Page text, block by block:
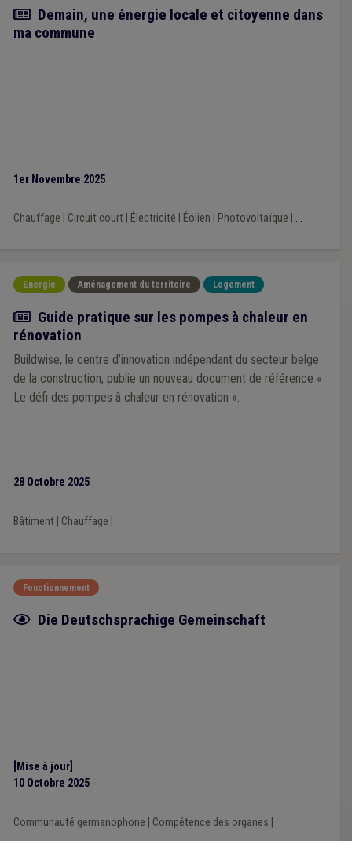
Article
Demain, une énergie locale et citoyenne dans
ma commune
1er Novembre 2025
Chauffage Circuit court| Électricité Éolien Photovoltaïque ...
Energie Aménagement du territoire Logement
Actualité
Guide pratique sur les pompes à chaleur en
rénovation
Buildwise, le centre d’innovation indépendant du secteur belge
de la construction, publie un nouveau document de référence «
Le défi des pompes à chaleur en rénovation ».
28 Octobre 2025
Bâtiment| Chauffage
Fonctionnement
Fiche focus
Die Deutschsprachige Gemeinschaft
[Mise à jour]
10 Octobre 2025
Communauté germanophone Compétence des organes